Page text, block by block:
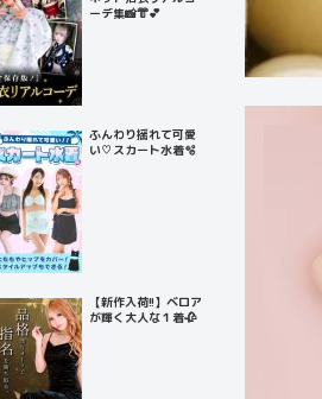
ーデ集📸👘💕
ふんわり揺れて可愛
い♡スカート水着🫧
【新作入荷!!】ベロア
が輝く大人な１着🥀